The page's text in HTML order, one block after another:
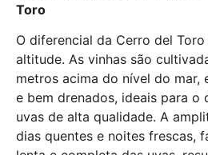
Toro
O diferencial da Cerro del
altitude. As vinhas são
metros acima do nível do mar,
e bem drenados, ideais para o
uvas de alta qualidade. A
dias quentes e noites frescas,